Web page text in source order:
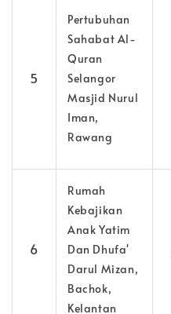
5
Pertubuhan
Sahabat Al-
Quran
Selangor
Masjid Nurul
Iman,
Rawang
6
Rumah
Kebajikan
Anak Yatim
Dan Dhufa'
Darul Mizan,
Bachok,
Kelantan